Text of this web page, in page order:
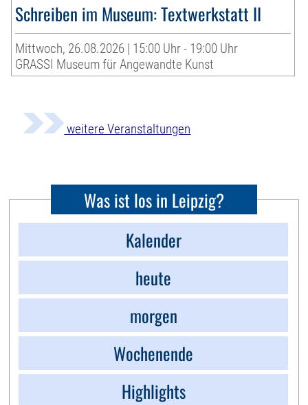
Schreiben im Museum: Textwerkstatt II
Mittwoch, 26.08.2026 | 15:00 Uhr - 19:00 Uhr
GRASSI Museum für Angewandte Kunst
weitere Veranstaltungen
Was ist los in Leipzig?
Kalender
heute
morgen
Wochenende
Highlights